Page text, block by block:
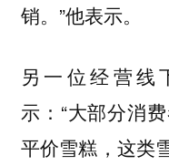
销。”他表示。
另一位经营线
示：“大部分消
平价雪糕，这类